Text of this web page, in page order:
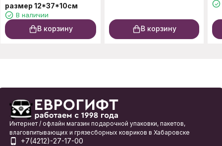
размер 12*37*10см
В наличии
В корзину В корзину
Интернет / офлайн магазин подарочной упаковки, пакетов,
влаговпитывающих и грязесборных ковриков в Хабаровске
+7(4212)-27-17-00